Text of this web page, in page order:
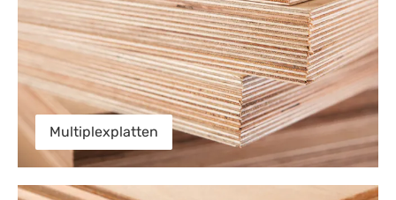
Multiplexplatten
Sperrholzplatten